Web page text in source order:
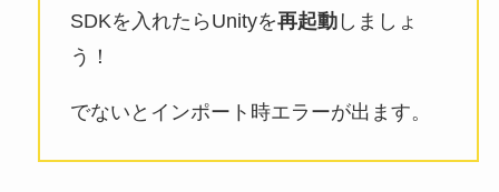
SDKを入れたらUnityを再起動しましょ
う！
でないとインポート時エラーが出ます。